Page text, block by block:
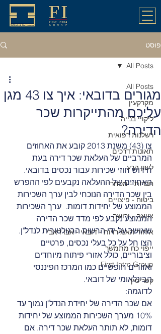
פוסט
All Posts
מקרקעין
ליקויי בנייה
רשלנות רפואית
תאונות דרכים
לשון הרע
חברות - מסחרי
ביטוח - פיצויים
צוואה - ירושה
איחוד האמירויות - דובאי - אבו דאבי
ייפוי כח מתמשך
First Intro Group
קפריסין
All Posts
מגורים בדובאי: איך צו 43 מגן
עליכם מהתייקרות שכר
הדירה?
צו (43) משנת 2013 קובע את האחוזים
המרביים של העלאת שכר דירה בעת
חידוש חוזי שכירות עבור נכסים בדובאי.
האחוזים של ההעלאה נקבעים לפי ההפרש
בין שכר הדירה הנוכחי לבין ערך השכירות
הממוצע של יחידות דומות.  ערך השכירות
הממוצע נקבע לפי מדד שכר הדירה
שאושר על ידי הרשות הרגולטורית לנדל"ן.
הצו חל על כל בעלי נכסים, פרטיים
וציבוריים, כולל אזורי פיתוח מיוחדים
ואזורים חופשיים כמו המרכז הפיננסי
הבינלאומי של דובאי.
לדוגמה:
אם שכר הדירה של יחידת הנדל"ן נמוך עד
10% מערך השכירות הממוצע של יחידות
דומות, לא תותר העלאת שכר דירה. אם